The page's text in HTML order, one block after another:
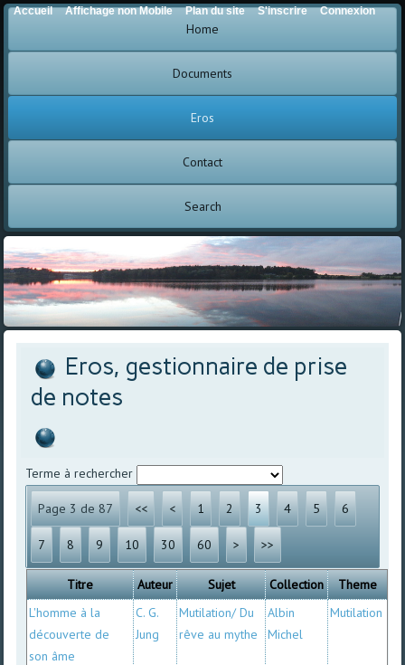
Home
Documents
Eros
Contact
Search
Eros, gestionnaire de prise
de notes
Terme à rechercher
Page 3 de 87 << < 1 2 3 4 5 6
7 8 9 10 30 60 > >>
Titre Auteur Sujet Collection
Theme
L'homme à la
découverte de
son âme
C. G.
Jung
Mutilation/ Du
rêve au mythe
Albin
Michel
Mutilation
Accueil Affichage non Mobile Plan du site S'inscrire Connexion